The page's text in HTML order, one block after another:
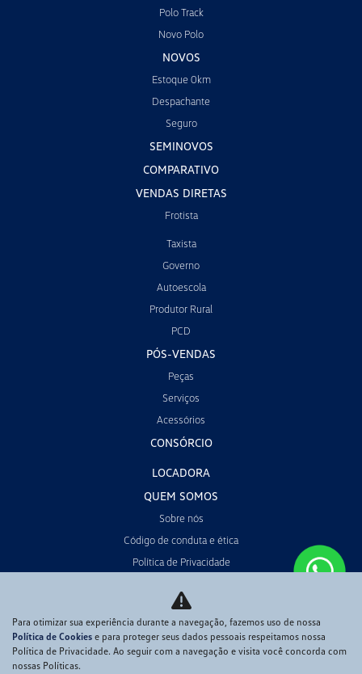
Polo Track
Novo Polo
NOVOS
Estoque 0km
Despachante
Seguro
SEMINOVOS
COMPARATIVO
VENDAS DIRETAS
Frotista
Taxista
Governo
Autoescola
Produtor Rural
PCD
PÓS-VENDAS
Peças
Serviços
Acessórios
CONSÓRCIO
LOCADORA
QUEM SOMOS
Sobre nós
Código de conduta e ética
Política de Privacidade
POLÍTICA DE COOKIES
No trânsito, enxergar o outro salva vidas.
Para otimizar sua experiência durante a navegação, fazemos uso de nossa
Política de Cookies e para proteger seus dados pessoais respeitamos nossa
Política de Privacidade. Ao seguir com a navegação e visita você concorda com
nossas Políticas.